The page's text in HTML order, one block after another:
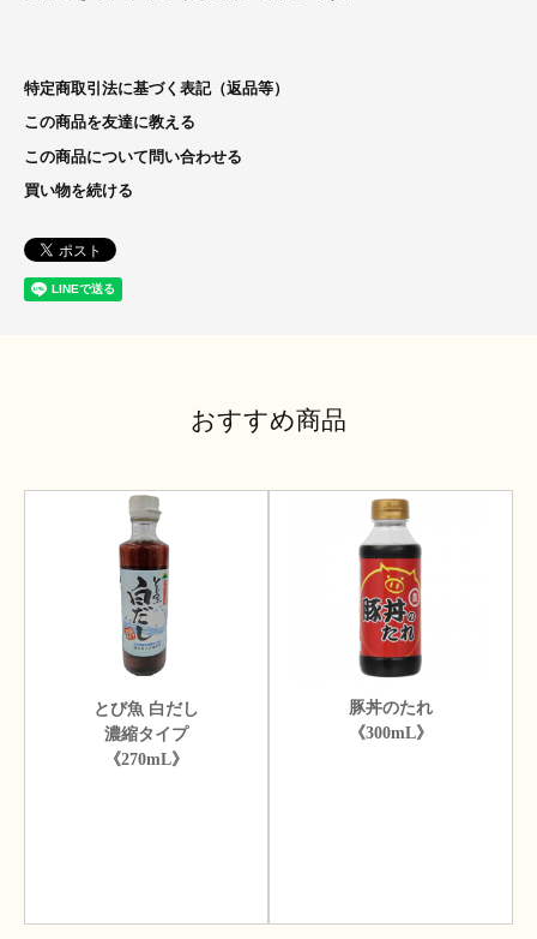
特定商取引法に基づく表記（返品等）
この商品を友達に教える
この商品について問い合わせる
買い物を続ける
おすすめ商品
とび魚 白だし
濃縮タイプ
《270mL》
豚丼のたれ
《300mL》